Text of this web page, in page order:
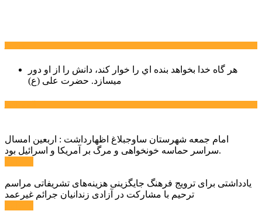
هر گاه خدا بخواهد بنده اي را خوار كند، دانش را از او دور
میسازد. حضرت علی (ع)
امام جمعه شهرستان ساوجبلاغ اظهارداشت : اربعین امسال
سراسر حماسه خونخواهی و مرگ بر آمریکا و اسرائیل بود.
یادداشتی برای ترویج فرهنگ جایگزینی هزینه‌های تشریفاتی مراسم
ترحیم با مشارکت در آزادی زندانیان جرائم غیرعمد